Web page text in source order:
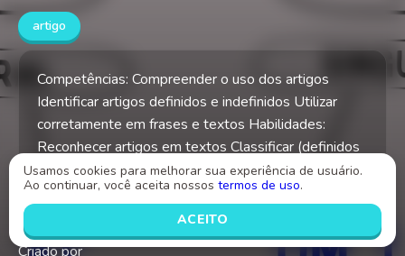
artigo
Competências: Compreender o uso dos artigos
Identificar artigos definidos e indefinidos Utilizar
corretamente em frases e textos Habilidades:
Reconhecer artigos em textos Classificar (definidos
e indefinidos) Aplicar concordância de gênero e
número Usar para dar clareza e sentido às frases
Criado por
Usamos cookies para melhorar sua experiência de usuário.
Ao continuar, você aceita nossos termos de uso.
ACEITO